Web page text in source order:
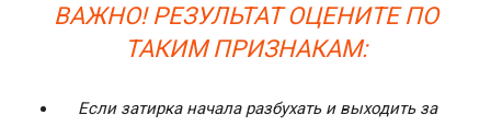
ВАЖНО! РЕЗУЛЬТАТ ОЦЕНИТЕ ПО
ТАКИМ ПРИЗНАКАМ:
Если затирка начала разбухать и выходить за